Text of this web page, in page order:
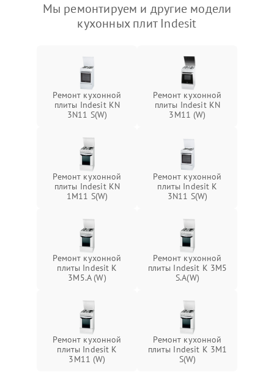
Мы ремонтируем и другие модели
кухонных плит Indesit
Ремонт кухонной
плиты Indesit KN
3N11 S(W)
Ремонт кухонной
плиты Indesit KN
3M11 (W)
Ремонт кухонной
плиты Indesit KN
1M11 S(W)
Ремонт кухонной
плиты Indesit K
3N11 S(W)
Ремонт кухонной
плиты Indesit K
3M5.A (W)
Ремонт кухонной
плиты Indesit K 3M5
S.A(W)
Ремонт кухонной
плиты Indesit K
3M11 (W)
Ремонт кухонной
плиты Indesit K 3M1
S(W)